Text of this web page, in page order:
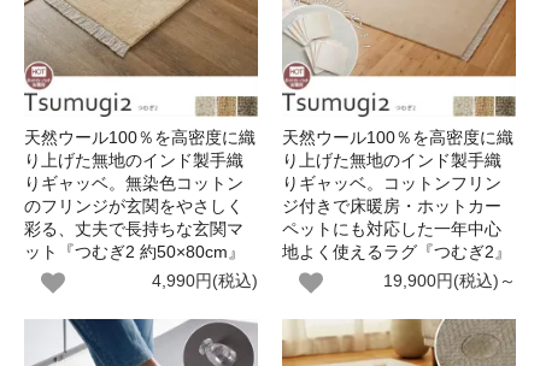
天然ウール100％を高密度に織
り上げた無地のインド製手織
りギャッベ。無染色コットン
のフリンジが玄関をやさしく
彩る、丈夫で長持ちな玄関マ
ット『つむぎ2 約50×80cm』
4,990円(税込)
天然ウール100％を高密度に織
り上げた無地のインド製手織
りギャッベ。コットンフリン
ジ付きで床暖房・ホットカー
ペットにも対応した一年中心
地よく使えるラグ『つむぎ2』
19,900円(税込)～